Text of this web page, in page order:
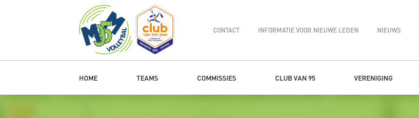
CONTACT INFORMATIE VOOR NIEUWE LEDEN NIEUWS
HOME TEAMS COMMISSIES CLUB VAN 95 VERENIGING